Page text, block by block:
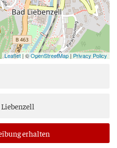
Leaflet | ©OpenStreetMap | Privacy Policy
erhalten